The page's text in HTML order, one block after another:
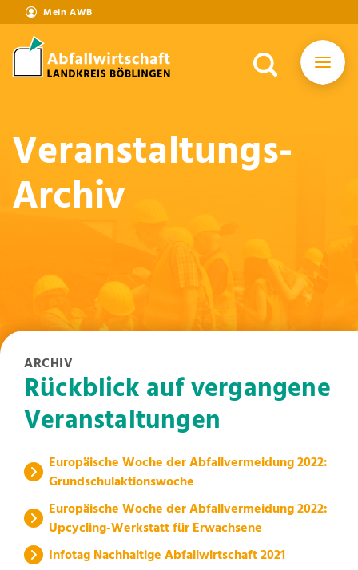
Mein AWB
Veranstaltungs-
Archiv
ARCHIV
Rückblick auf vergangene
Veranstaltungen
Europäische Woche der Abfallvermeidung 2022:
Grundschulaktionswoche
Europäische Woche der Abfallvermeidung 2022:
Upcycling-Werkstatt für Erwachsene
Infotag Nachhaltige Abfallwirtschaft 2021